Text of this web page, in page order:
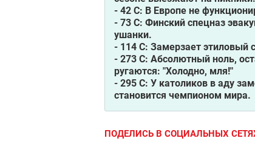
- 42 C: В Европе не
- 73 C: Финский спецназ
ушанки.
- 114 C: Замерзает этиловый
- 273 C: Абсолютный ноль,
ругаются: "Холодно, мля!"
- 295 C: У католиков в аду
становится чемпионом мира.
ПОДЕЛИСЬ В СОЦИАЛЬНЫХ